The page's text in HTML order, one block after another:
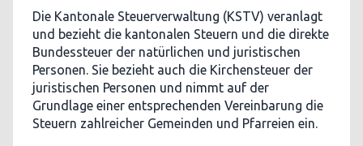
Die Kantonale Steuerverwaltung (KSTV) veranlagt
und bezieht die kantonalen Steuern und die direkte
Bundessteuer der natürlichen und juristischen
Personen. Sie bezieht auch die Kirchensteuer der
juristischen Personen und nimmt auf der
Grundlage einer entsprechenden Vereinbarung die
Steuern zahlreicher Gemeinden und Pfarreien ein.